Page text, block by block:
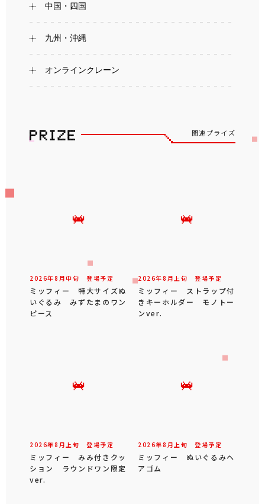
中国・四国
九州・沖縄
オンラインクレーン
関連プライズ
2026年8 月中旬 登場予定
ミッフィー 特大サイズぬ
いぐるみ みずたまのワン
ピース
2026年8 月 上旬 登場予定
ミッフィー ストラップ付
きキーホルダー モノトー
ンver.
2026年8 月 上旬 登場予定
ミッフィー みみ付きクッ
ション ラウンドワン限定
ver.
2026年8 月 上旬 登場予定
ミッフィー ぬいぐるみヘ
アゴム